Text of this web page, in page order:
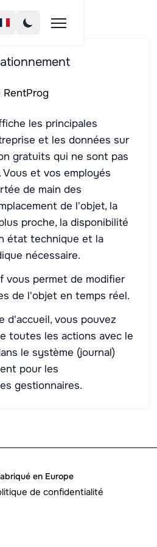
les principales
et les données sur
gratuits qui ne sont pas
et vos employés
de main des
de l'objet, la
proche, la disponibilité
état technique et la
nécessaire.
vous permet de modifier
de l'objet en temps réel.
d'accueil, vous pouvez
toutes les actions avec le
le système (journal)
pour les
gestionnaires.
en Europe
de confidentialité